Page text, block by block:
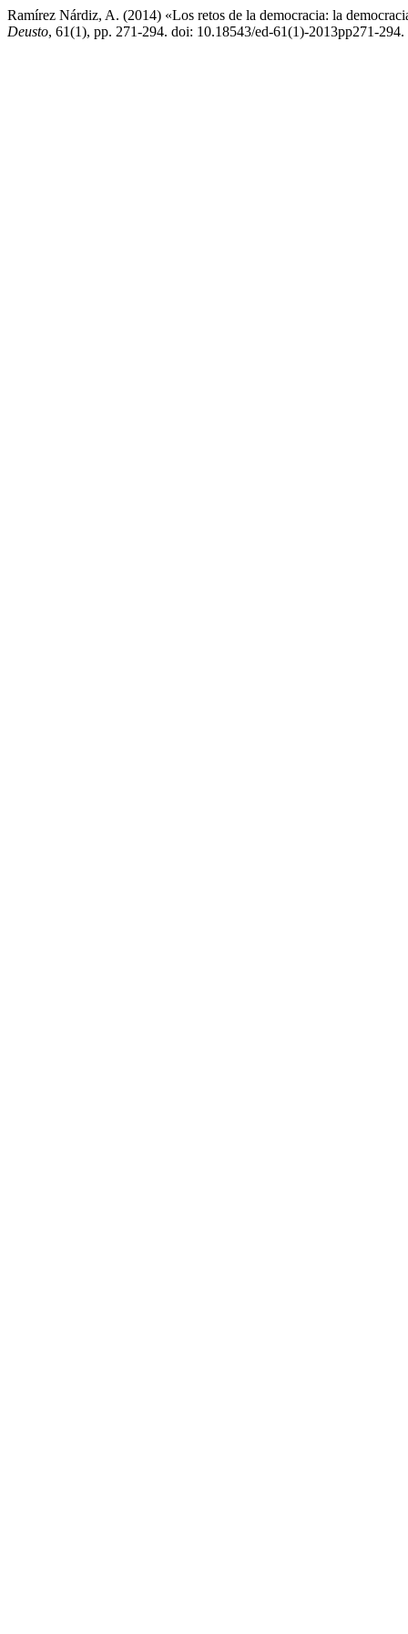
Ramírez Nárdiz, A. (2014) «Los retos de la democracia: la
Deusto, 61(1), pp. 271-294. doi: 10.18543/ed-61(1)-2013pp271-294.